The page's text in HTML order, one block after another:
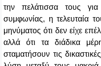
την πελάτισσα τους
συμφωνίας, η τελευταία
μηνύματος ότι δεν είχε
αλλά ότι τα διάδικα
σταματήσουν τις